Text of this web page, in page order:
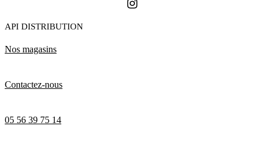
API DISTRIBUTION
Nos magasins
Contactez-nous
05 56 39 75 14